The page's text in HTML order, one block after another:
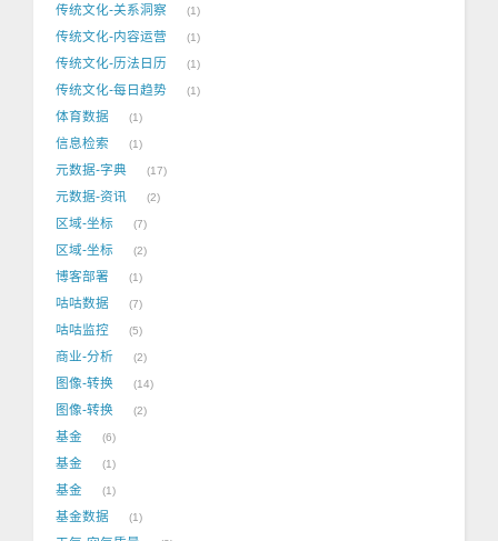
传统文化-关系洞察 1
传统文化-内容运营 1
传统文化-历法日历 1
传统文化-每日趋势 1
体育数据 1
信息检索 1
元数据-字典 17
元数据-资讯 2
区域-坐标 7
区域-坐标 2
博客部署 1
咕咕数据 7
咕咕监控 5
商业-分析 2
图像-转换 14
图像-转换 2
基金 6
基金 1
基金 1
基金数据 1